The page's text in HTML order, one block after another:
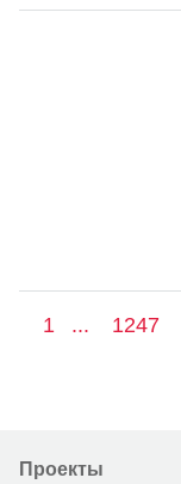
1 ... 1247
Проекты